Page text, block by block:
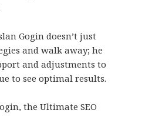
Gogin doesn’t just
and walk away; he
and adjustments to
to see optimal results.
the Ultimate SEO